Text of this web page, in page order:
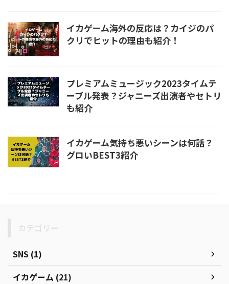
イカゲーム海外の反応は？カイジのパ
クリでヒットの理由も紹介！
プレミアムミュージック2023タイムテ
ーブル発表？ジャニーズ出演者やセトリ
も紹介
イカゲーム気持ち悪いシーンは何話？
グロいBEST3紹介
SNS (1)
イカゲーム (21)